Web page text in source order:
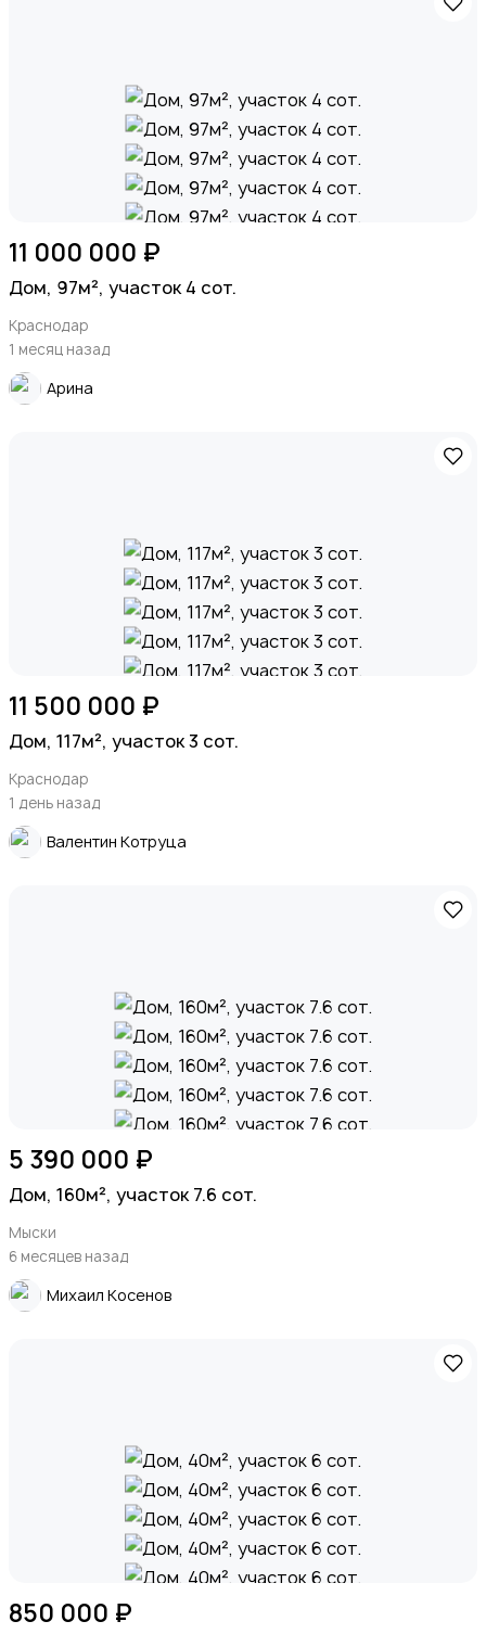
11 000 000 ₽
Дом, 97м², участок 4 сот.
Краснодар
1 месяц назад
Арина
11 500 000 ₽
Дом, 117м², участок 3 сот.
Краснодар
1 день назад
Валентин Котруца
5 390 000 ₽
Дом, 160м², участок 7.6 сот.
Мыски
6 месяцев назад
Михаил Косенов
850 000 ₽